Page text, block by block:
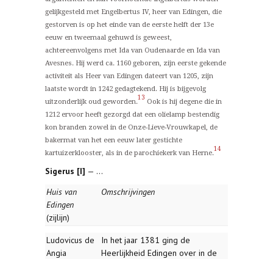
gelijkgesteld met Engelbertus IV, heer van Edingen, die
gestorven is op het einde van de eerste helft der 13e
eeuw en tweemaal gehuwd is geweest,
achtereenvolgens met Ida van Oudenaarde en Ida van
Avesnes. Hij werd ca. 1160 geboren, zijn eerste gekende
activiteit als Heer van Edingen dateert van 1205, zijn
laatste wordt in 1242 gedagtekend. Hij is bijgevolg
uitzonderlijk oud geworden.
13
Ook is hij degene die in
1212 ervoor heeft gezorgd dat een olielamp bestendig
kon branden zowel in de Onze-Lieve-Vrouwkapel, de
bakermat van het een eeuw later gestichte
kartuizerklooster, als in de parochiekerk van Herne.
14
Sigerus [I] — ...
Huis van
Edingen
(zijlijn)
Omschrijvingen
Ludovicus de
Angia
In het jaar 1381 ging de
Heerlijkheid Edingen over in de